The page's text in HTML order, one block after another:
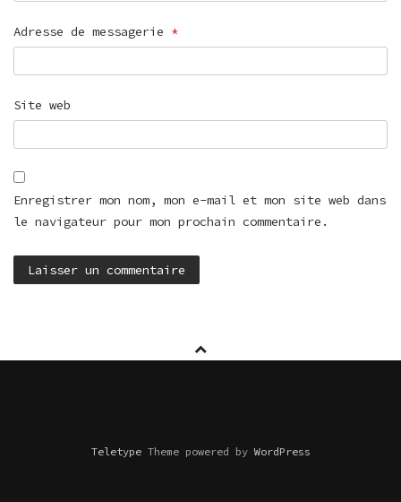
Adresse de messagerie *
Site web
Enregistrer mon nom, mon e-mail et mon site web dans
le navigateur pour mon prochain commentaire.
TeletypeTheme powered byWordPress